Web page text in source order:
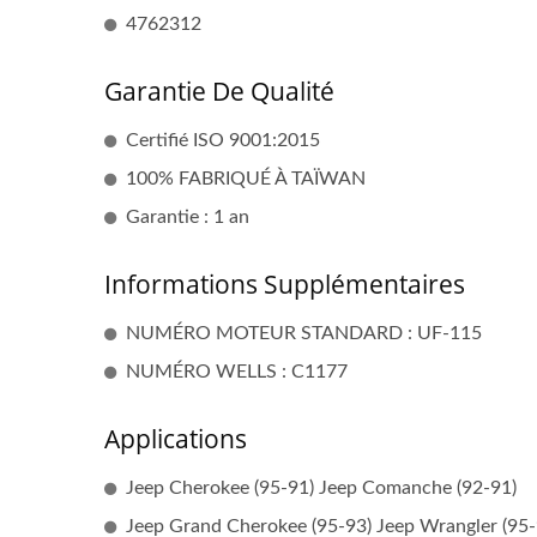
4762312
Garantie De Qualité
Certifié ISO 9001:2015
100% FABRIQUÉ À TAÏWAN
Garantie : 1 an
Informations Supplémentaires
NUMÉRO MOTEUR STANDARD : UF-115
NUMÉRO WELLS : C1177
Applications
Jeep Cherokee (95-91) Jeep Comanche (92-91)
Jeep Grand Cherokee (95-93) Jeep Wrangler